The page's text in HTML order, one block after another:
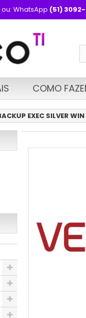
ou: WhatsApp (51)
COMO
EXEC SILVER